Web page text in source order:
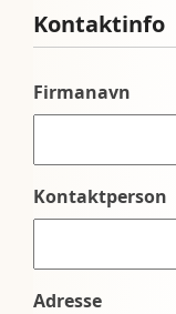
Kontaktinfo
Firmanavn
Kontaktperson
Adresse